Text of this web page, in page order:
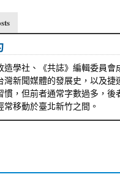
造學社、《共誌》編輯委員
灣新聞媒體的發展史，以及
慣，但前者通常字數過多，
常移動於臺北新竹之間。